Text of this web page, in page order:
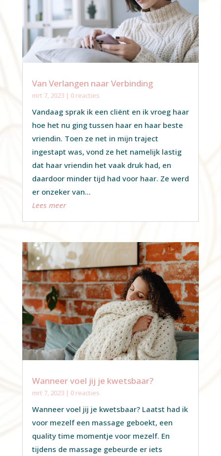
Van Verlangen naar Verbinding
mrt 7, 2023| 0 reacties
Vandaag sprak ik een cliënt en ik vroeg haar
hoe het nu ging tussen haar en haar beste
vriendin. Toen ze net in mijn traject
ingestapt was, vond ze het namelijk lastig
dat haar vriendin het vaak druk had, en
daardoor minder tijd had voor haar. Ze werd
er onzeker van...
Lees meer
Wanneer voel jij je kwetsbaar?
mrt 7, 2023| 0 reacties
Wanneer voel jij je kwetsbaar? Laatst had ik
voor mezelf een massage geboekt, een
quality time momentje voor mezelf. En
tijdens de massage gebeurde er iets